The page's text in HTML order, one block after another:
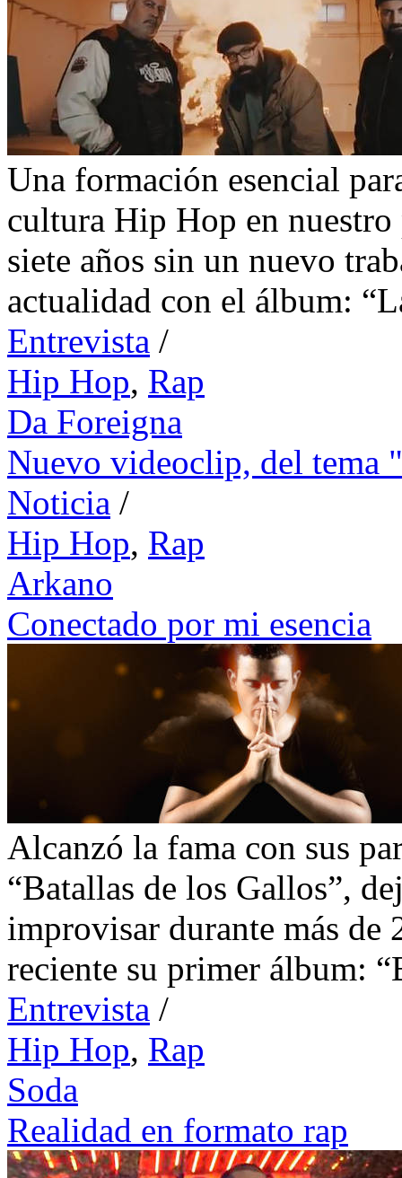
Una formación esencial
cultura Hip Hop en nuestro
siete años sin un nuevo
actualidad con el álbum:
Entrevista /
Hip Hop, Rap
Da Foreigna
Nuevo videoclip, del tema
Noticia /
Hip Hop, Rap
Arkano
Conectado por mi esencia
Alcanzó la fama con sus
“Batallas de los Gallos”,
improvisar durante más de
reciente su primer álbum:
Entrevista /
Hip Hop, Rap
Soda
Realidad en formato rap